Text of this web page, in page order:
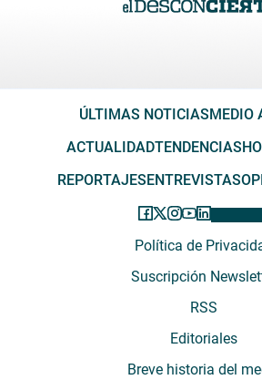
ÚLTIMAS NOTICIASMEDIO
ACTUALIDADTENDENCIAS
REPORTAJESENTREVISTAS
Política de
Suscripción
RSS
Editoriales
Breve historia del